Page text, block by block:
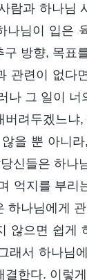
람과 하나님
나님이 입은
방향, 목표
관련이 없다
나 그 일이
버려두겠느
을 뿐 아니
신들은 하
억지를 부
하나님에게
않으면 쉽게
래서 하나님
결한다. 이렇